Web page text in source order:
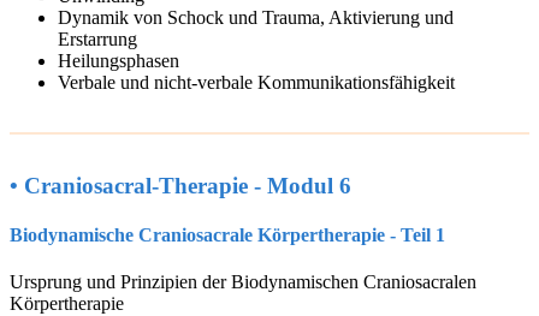
Dynamik von Schock und Trauma, Aktivierung und
Erstarrung
Heilungsphasen
Verbale und nicht-verbale Kommunikationsfähigkeit
• Craniosacral-Therapie - Modul 6
Biodynamische Craniosacrale Körpertherapie - Teil 1
Ursprung und Prinzipien der Biodynamischen Craniosacralen
Körpertherapie